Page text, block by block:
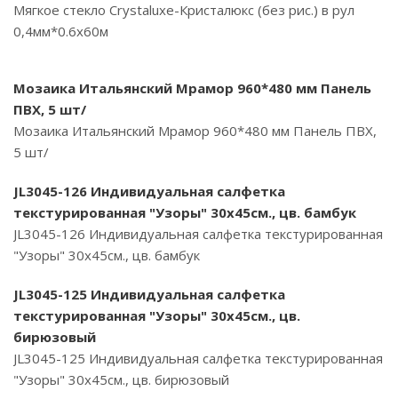
Мягкое стекло Crystaluxe-Кристалюкс (без рис.) в рул
0,4мм*0.6х60м
Мозаика Итальянский Мрамор 960*480 мм Панель
ПВХ, 5 шт/
Мозаика Итальянский Мрамор 960*480 мм Панель ПВХ,
5 шт/
JL3045-126 Индивидуальная салфетка
текстурированная "Узоры" 30х45см., цв. бамбук
JL3045-126 Индивидуальная салфетка текстурированная
"Узоры" 30х45см., цв. бамбук
JL3045-125 Индивидуальная салфетка
текстурированная "Узоры" 30х45см., цв.
бирюзовый
JL3045-125 Индивидуальная салфетка текстурированная
"Узоры" 30х45см., цв. бирюзовый